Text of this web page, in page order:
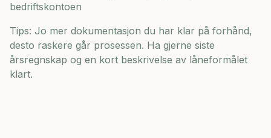
bedriftskontoen
Tips: Jo mer dokumentasjon du har klar på forhånd,
desto raskere går prosessen. Ha gjerne siste
årsregnskap og en kort beskrivelse av låneformålet
klart.